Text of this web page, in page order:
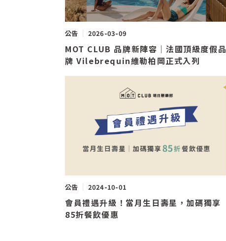
公告 2026-03-09
MOT CLUB 品牌新陣容｜法國頂級度假品
牌 Vilebrequin維勒柏岡正式入列
公告 2024-10-01
會員禮遇升級！當月生日壽星，加碼獨享
85折餐飲優惠